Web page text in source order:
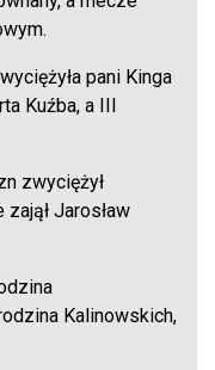
pani Kinga
Kuźba, a III
zwyciężył
Jarosław
Kalinowskich,